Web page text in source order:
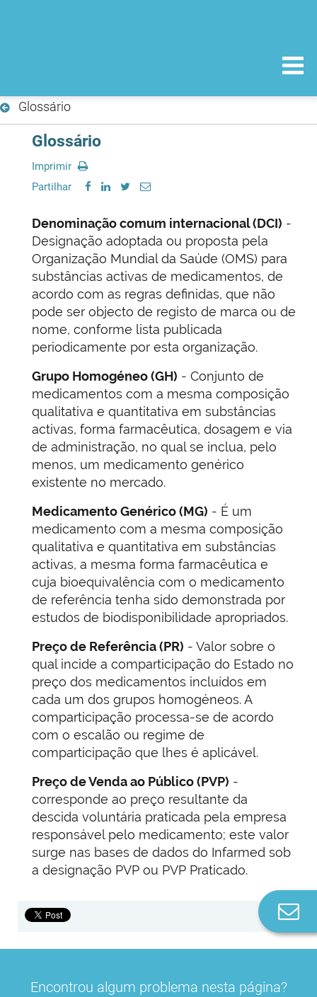
Glossário
Glossário
Imprimir
Partilhar
Denominação comum internacional (DCI) -
Designação adoptada ou proposta pela
Organização Mundial da Saúde (OMS) para
substâncias activas de medicamentos, de
acordo com as regras definidas, que não
pode ser objecto de registo de marca ou de
nome, conforme lista publicada
periodicamente por esta organização.
Grupo Homogéneo (GH) - Conjunto de
medicamentos com a mesma composição
qualitativa e quantitativa em substâncias
activas, forma farmacêutica, dosagem e via
de administração, no qual se inclua, pelo
menos, um medicamento genérico
existente no mercado.
Medicamento Genérico (MG) - É um
medicamento com a mesma composição
qualitativa e quantitativa em substâncias
activas, a mesma forma farmacêutica e
cuja bioequivalência com o medicamento
de referência tenha sido demonstrada por
estudos de biodisponibilidade apropriados.
Preço de Referência (PR) - Valor sobre o
qual incide a comparticipação do Estado no
preço dos medicamentos incluídos em
cada um dos grupos homogéneos. A
comparticipação processa-se de acordo
com o escalão ou regime de
comparticipação que lhes é aplicável.
Preço de Venda ao Público (PVP) -
corresponde ao preço resultante da
descida voluntária praticada pela empresa
responsável pelo medicamento; este valor
surge nas bases de dados do Infarmed sob
a designação PVP ou PVP Praticado.
Encontrou algum problema nesta página?